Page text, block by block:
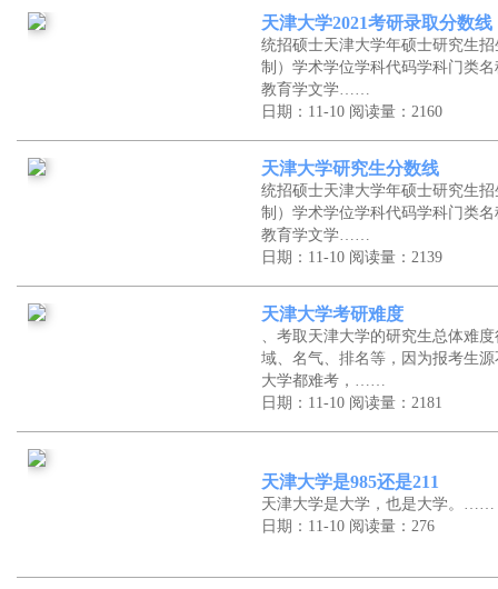
天津大学2021考研录取分数线
统招硕士天津大学年硕士研究生
制）学术学位学科代码学科门类
教育学文学……
日期：11-10 阅读量：2160
天津大学研究生分数线
统招硕士天津大学年硕士研究生
制）学术学位学科代码学科门类
教育学文学……
日期：11-10 阅读量：2139
天津大学考研难度
、考取天津大学的研究生总体难
域、名气、排名等，因为报考生
大学都难考，……
日期：11-10 阅读量：2181
天津大学是985还是211
天津大学是大学，也是大学。……
日期：11-10 阅读量：276